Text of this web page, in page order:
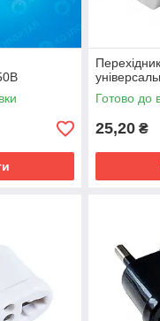
Готово до
25,20 ₴